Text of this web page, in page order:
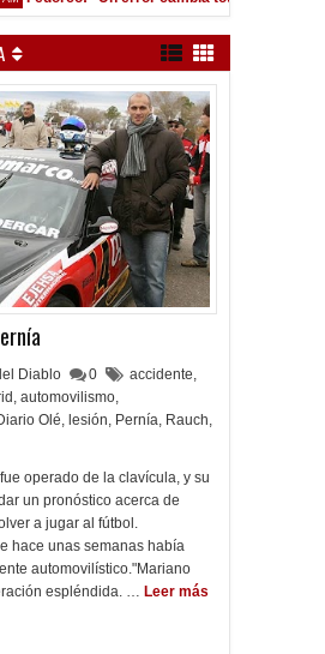
Diablo 0 accidente,
, automovilismo,
Olé, lesión, Pernía, Rauch,
operado de la clavícula, y su
un pronóstico acerca de
a jugar al fútbol.
hace unas semanas había
automovilístico."Mariano
espléndida. … Leer más